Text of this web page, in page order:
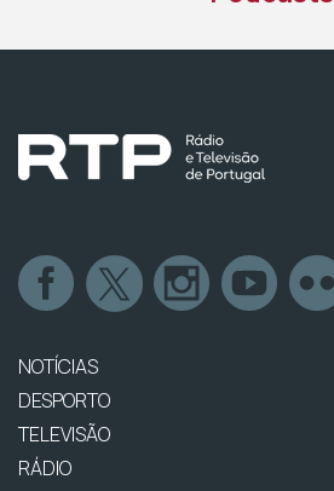
NOTÍCIAS
DESPORTO
TELEVISÃO
RÁDIO